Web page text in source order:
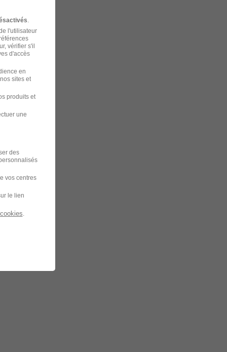
l'utilisateur
vérifier s'il
d'accès
en
sites et
produits et
une
des
vos centres
le lien